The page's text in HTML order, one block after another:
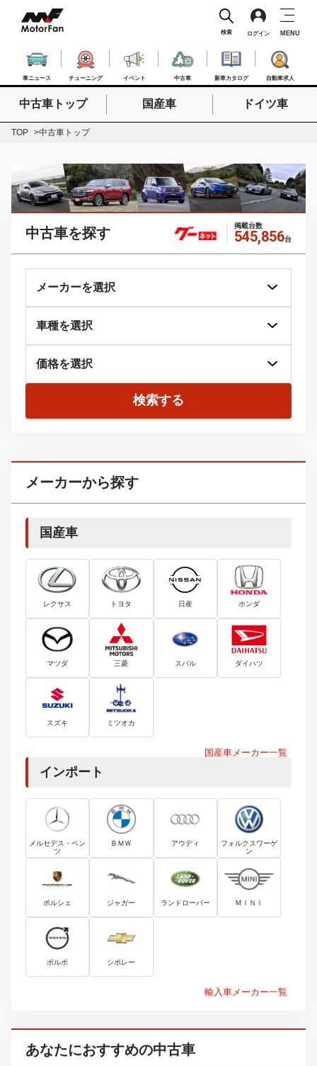
車ニュース チューニング イベント 中古車 新車カタログ 自動車求人
検索 ログイン MENU
検索したいキーワードを入力
中古車トップ 国産車 ドイツ車
TOP 中古車トップ
中古車を探す 掲載台数
545,856台
検索する
メーカーから探す
国産車
レクサス トヨタ 日産 ホンダ
マツダ 三菱 スバル ダイハツ
スズキ ミツオカ
国産車メーカー一覧
インポート
メルセデス・ベン
ツ
ＢＭＷ アウディ
フォルクスワーゲ
ン
ポルシェ ジャガー ランドローバー ＭＩＮＩ
ボルボ シボレー
輸入車メーカー一覧
あなたにおすすめの中古車